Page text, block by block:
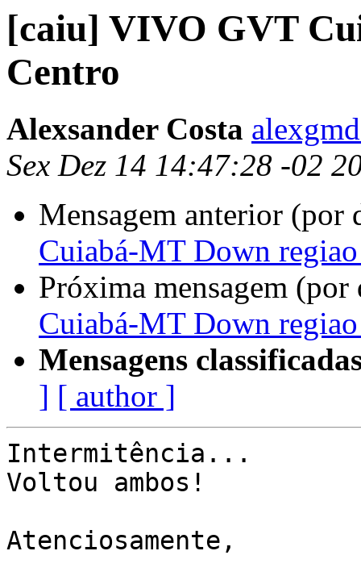
[caiu] VIVO GVT
Centro
Alexsander Costa
Sex Dez 14 14:47:28 -02
Mensagem anterior (por
Cuiabá-MT Down
Próxima mensagem
Cuiabá-MT Down
Mensagens
] [ author ]
Intermitência...
Voltou ambos!
Atenciosamente,